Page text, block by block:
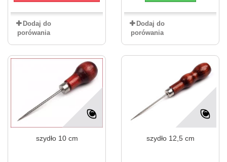
Dodaj do
porówania
Dodaj do
porówania
szydło 10 cm szydło 12,5 cm